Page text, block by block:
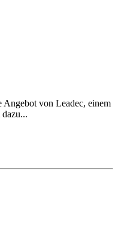
Angebot von Leadec, einem